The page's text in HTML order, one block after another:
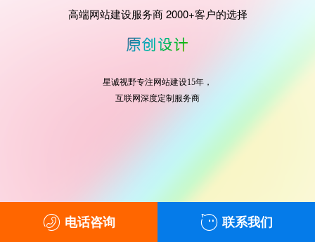
高端网站建设服务商 2000+客户的选择
星诚视野专注网站建设15年，
互联网深度定制服务商
电话咨询 联系我们